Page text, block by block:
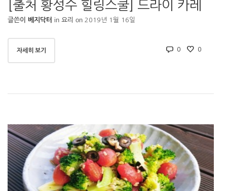
[출처 황성수 힐링스쿨] 드라이 카레
글쓴이 베지닥터 in 요리 on 2019년 1월 16일
자세히 보기 0 0